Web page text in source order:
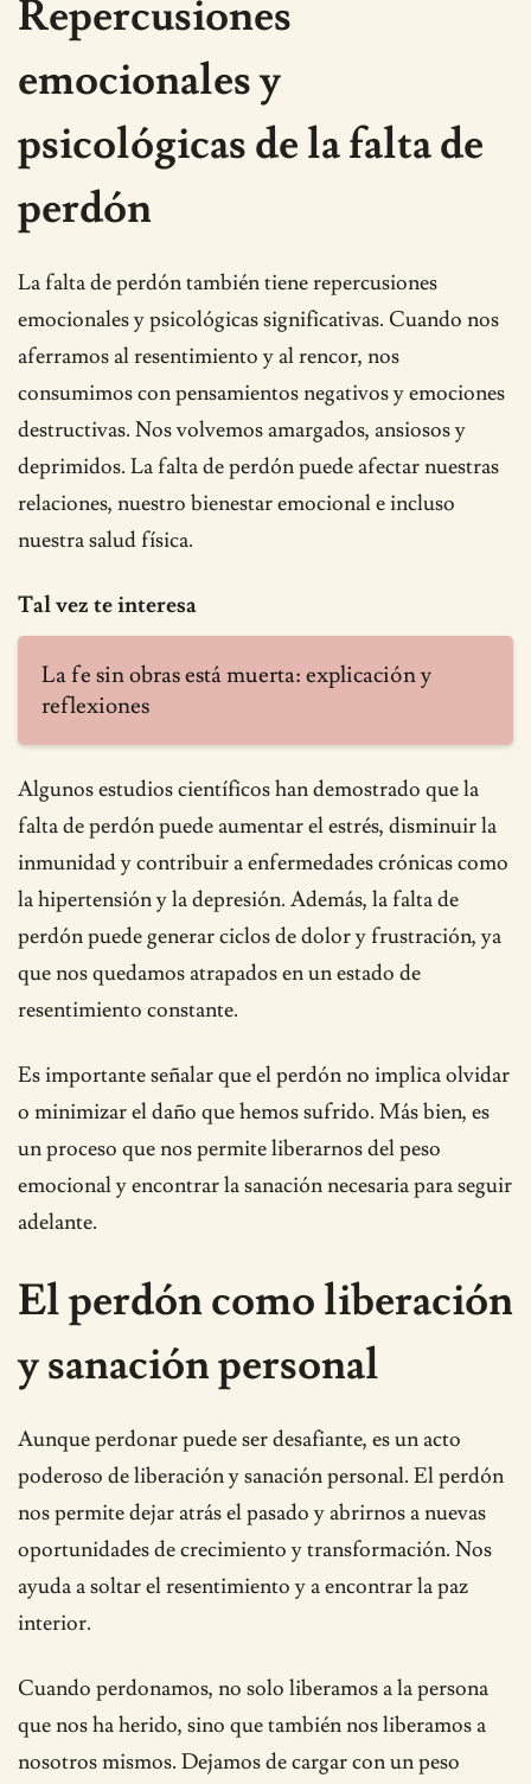
Repercusiones
emocionales y
psicológicas de la falta de
perdón
La falta de perdón también tiene repercusiones
emocionales y psicológicas significativas. Cuando nos
aferramos al resentimiento y al rencor, nos
consumimos con pensamientos negativos y emociones
destructivas. Nos volvemos amargados, ansiosos y
deprimidos. La falta de perdón puede afectar nuestras
relaciones, nuestro bienestar emocional e incluso
nuestra salud física.
Tal vez te interesa
La fe sin obras está muerta: explicación y
reflexiones
Algunos estudios científicos han demostrado que la
falta de perdón puede aumentar el estrés, disminuir la
inmunidad y contribuir a enfermedades crónicas como
la hipertensión y la depresión. Además, la falta de
perdón puede generar ciclos de dolor y frustración, ya
que nos quedamos atrapados en un estado de
resentimiento constante.
Es importante señalar que el perdón no implica olvidar
o minimizar el daño que hemos sufrido. Más bien, es
un proceso que nos permite liberarnos del peso
emocional y encontrar la sanación necesaria para seguir
adelante.
El perdón como liberación
y sanación personal
Aunque perdonar puede ser desafiante, es un acto
poderoso de liberación y sanación personal. El perdón
nos permite dejar atrás el pasado y abrirnos a nuevas
oportunidades de crecimiento y transformación. Nos
ayuda a soltar el resentimiento y a encontrar la paz
interior.
Cuando perdonamos, no solo liberamos a la persona
que nos ha herido, sino que también nos liberamos a
nosotros mismos. Dejamos de cargar con un peso